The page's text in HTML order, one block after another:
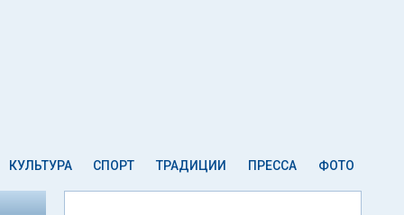
КУЛЬТУРА СПОРТ ТРАДИЦИИ ПРЕССА ФОТО